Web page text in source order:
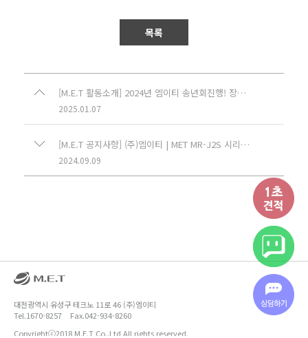
목록
[M.E.T 활동소개] 2024년 엠이티 송년회진행! 장기근속자,우수팀 및 우수사원, 공로상 시상!
2025.01.07
[M.E.T 공지사항] (주)엠이티 | MET MR-J2S 시리즈 초특가, 초긴급 수리 서비스 진행!
2024.09.09
대전광역시 유성구 테크노 11로 46 (주)엠이티
Tel.1670-8257
Fax.042-934-8260
Copyrightⓒ2018 M.E.T Co.,Ltd All rights reserved.